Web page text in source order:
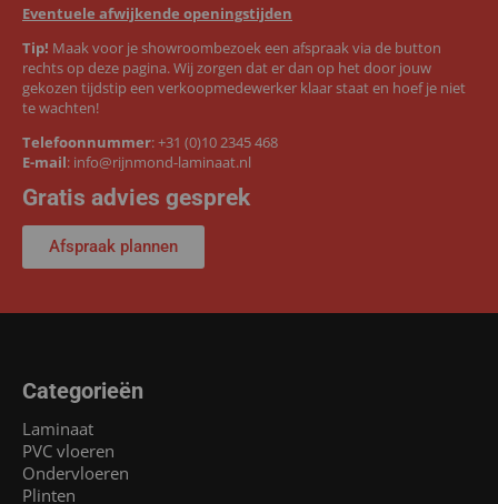
Eventuele afwijkende openingstijden
Tip! Maak voor je showroombezoek een afspraak via de button
rechts op deze pagina. Wij zorgen dat er dan op het door jouw
gekozen tijdstip een verkoopmedewerker klaar staat en hoef je niet
te wachten!
Telefoonnummer:+31 (0)10 2345 468
E-mail: info@rijnmond-laminaat.nl
Gratis advies gesprek
Afspraak plannen
Categorieën
Laminaat
PVC vloeren
Ondervloeren
Plinten